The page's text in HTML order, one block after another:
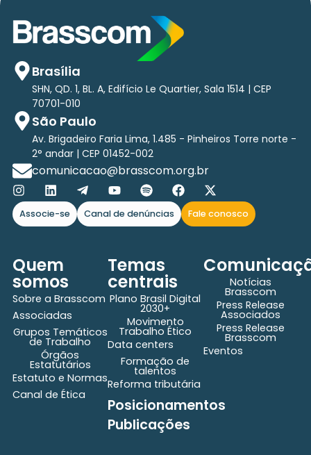
Brasília
SHN, QD. 1, BL. A, Edifício Le Quartier, Sala 1514 | CEP
70701-010
São Paulo
Av. Brigadeiro Faria Lima, 1.485 - Pinheiros Torre norte -
2° andar | CEP 01452-002
comunicacao@brasscom.org.br
Associe-se Canal de denúncias Fale conosco
Quem
somos
Sobre a Brasscom
Associadas
Grupos Temáticos
de Trabalho
Órgãos
Estatutários
Estatuto e Normas
Canal de Ética
Temas
centrais
Plano Brasil Digital
2030+
Movimento
Trabalho Ético
Data centers
Formação de
talentos
Reforma tributária
Posicionamentos
Publicações
Notícias
Brasscom
Press Release
Associados
Press Release
Brasscom
Eventos